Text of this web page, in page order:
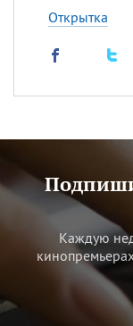
Открытка
Каждую